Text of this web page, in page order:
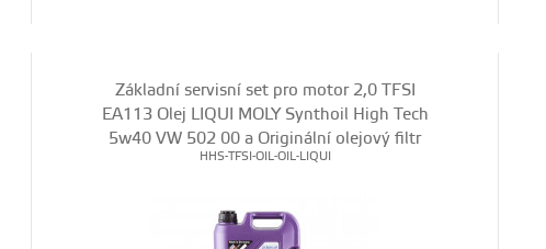
Základní servisní set pro motor 2,0 TFSI
EA113 Olej LIQUI MOLY Synthoil High Tech
5w40 VW 502 00 a Originální olejový filtr
HHS-TFSI-OIL-OIL-LIQUI